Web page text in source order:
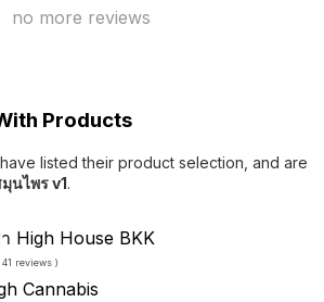
no more reviews
Products
listed their product selection, and are
นไพร v1.
High House BKK
41 reviews )
Cannabis